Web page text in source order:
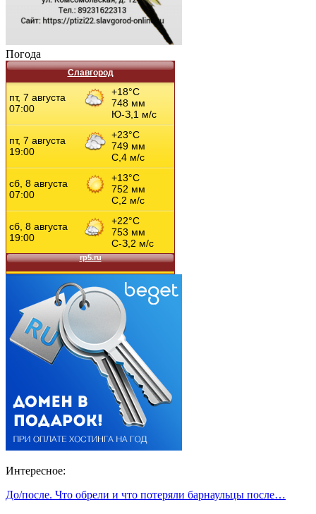
Погода
Славгород
Интересное:
До/после. Что обрели и что потеряли барнаульцы после…